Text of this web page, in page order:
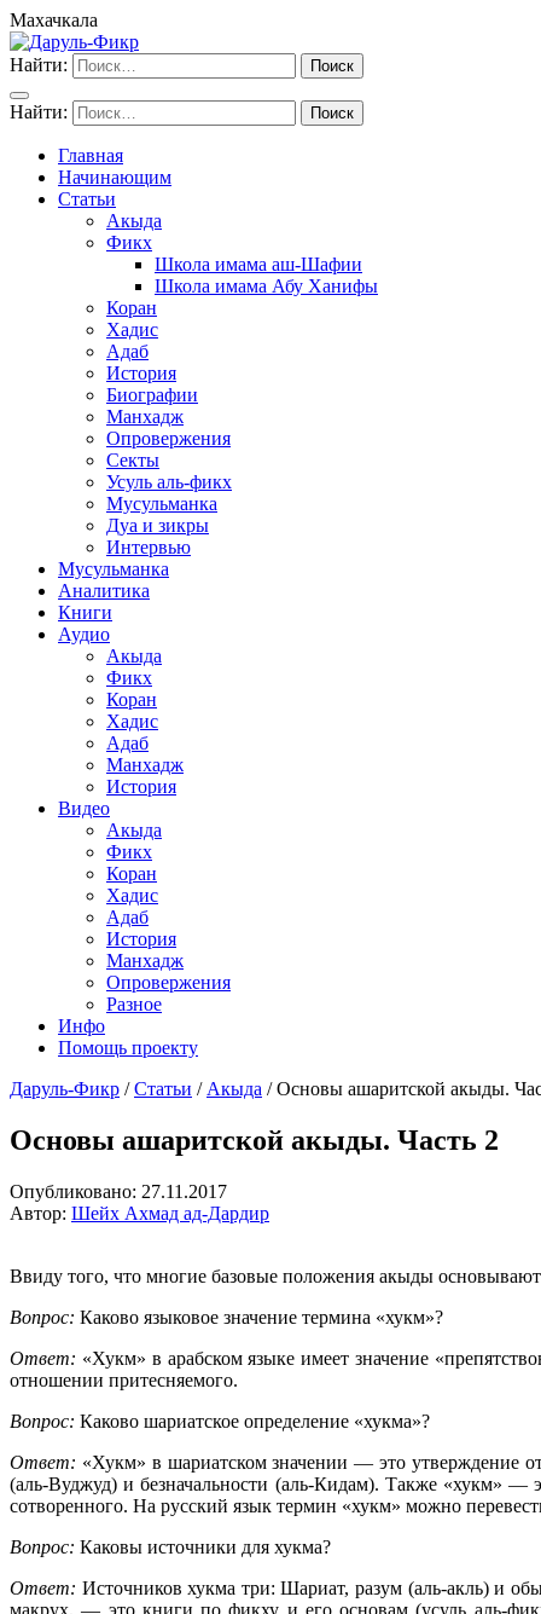
Махачкала
Найти:
Найти:
Главная
Начинающим
Статьи
Акыда
Фикх
Школа имама аш-Шафии
Школа имама Абу Ханифы
Коран
Хадис
Адаб
История
Биографии
Манхадж
Опровержения
Секты
Усуль аль-фикх
Мусульманка
Дуа и зикры
Интервью
Мусульманка
Аналитика
Книги
Аудио
Акыда
Фикх
Коран
Хадис
Адаб
Манхадж
История
Видео
Акыда
Фикх
Коран
Хадис
Адаб
История
Манхадж
Опровержения
Разное
Инфо
Помощь проекту
Даруль-Фикр /Статьи / Акыда /Основы ашаритской акыды.
Основы ашаритской акыды. Часть 2
Опубликовано: 27.11.2017
Автор: Шейх Ахмад ад-Дардир
Ввиду того, что многие базовые положения акыды
Вопрос: Каково языковое значение термина «хукм»?
Ответ: «Хукм» в арабском языке имеет значение
отношении притесняемого.
Вопрос: Каково шариатское определение «хукма»?
Ответ: «Хукм» в шариатском значении — это утверждение
(аль-Вуджуд) и безначальности (аль-Кидам). Также «хукм»
сотворенного. На русский язык термин «хукм» можно
Вопрос: Каковы источники для хукма?
Ответ: Источников хукма три: Шариат, разум (аль-акль) и
макрух, — это книги по фикху и его основам (усуль аль-